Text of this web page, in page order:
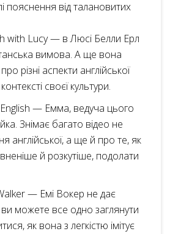
пояснення від талановитих
with Lucy — в Люсі Белли Ерл
вимова. А ще вона
різні аспекти англійської
своєї культури.
— Емма, ведуча цього
Знімає багато відео не
англійської, а ще й про те, як
й розкутіше, подолати
— Емі Вокер не дає
можете все одно заглянути
як вона з легкістю імітує